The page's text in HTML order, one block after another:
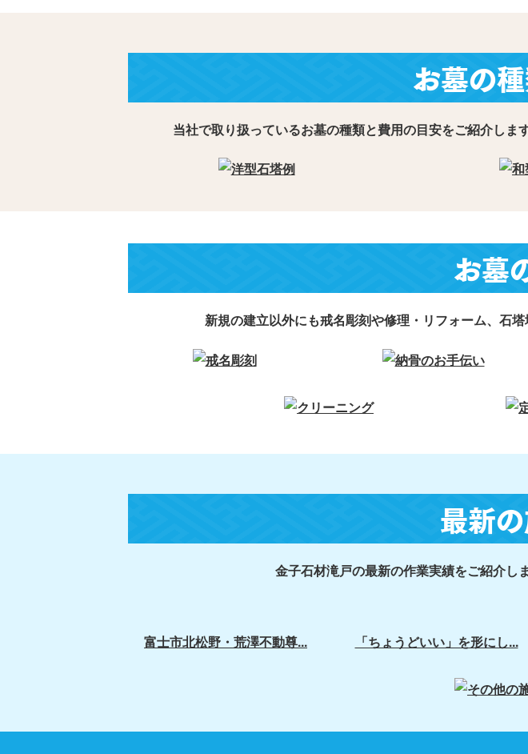
お墓の
当社で取り扱っているお墓の種類と費用の目安をご紹介しま
お墓
新規の建立以外にも戒名彫刻や修理・リフォーム、石
最新
金子石材滝戸の最新の作業実績をご紹介し
富士市北松野・荒澤不動尊... 「ちょうどいい」を形にし...